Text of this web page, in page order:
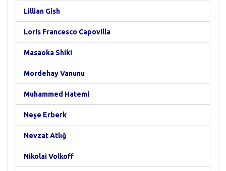
Lillian Gish
Loris Francesco Capovilla
Masaoka Shiki
Mordehay Vanunu
Muhammed Hatemi
Neşe Erberk
Nevzat Atlığ
Nikolai Volkoff